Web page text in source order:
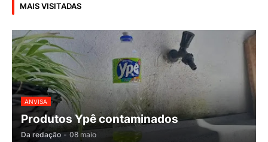
MAIS VISITADAS
ANVISA
Produtos Ypê contaminados
Da redação - 08 maio